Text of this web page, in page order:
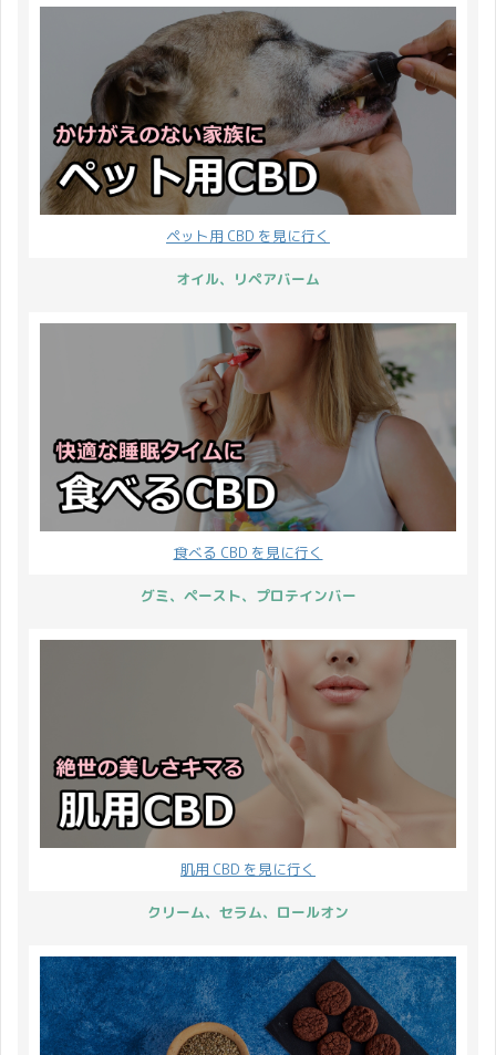
ペット用 CBD を見に行く
オイル、リペアバーム
食べる CBD を見に行く
グミ、ペースト、プロテインバー
肌用 CBD を見に行く
クリーム、セラム、ロールオン